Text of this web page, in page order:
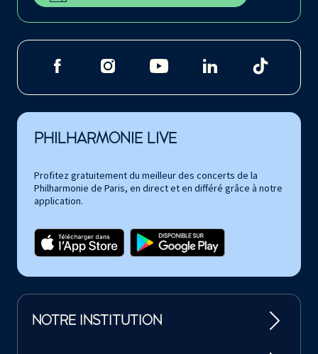
PHILHARMONIE LIVE
Profitez gratuitement du meilleur des concerts de la
Philharmonie de Paris, en direct et en différé grâce à notre
application.
NOTRE INSTITUTION